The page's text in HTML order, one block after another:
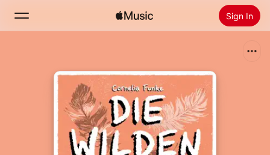
Sign In
Install Apple Music